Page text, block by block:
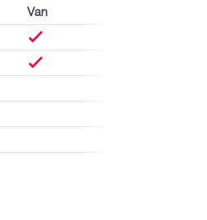
Van